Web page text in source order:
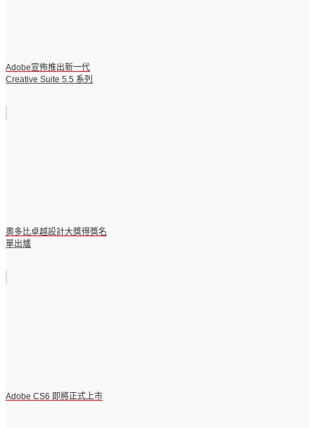
Adobe宣佈推出新一代
Creative Suite 5.5 系列
奧多比卓越設計大獎得獎名
單出爐
Adobe CS6 即將正式上市